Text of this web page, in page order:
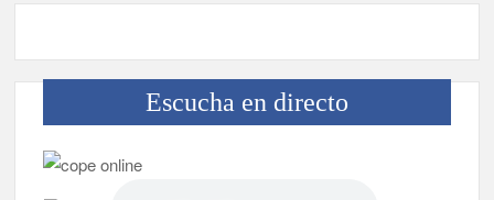
Escucha en directo